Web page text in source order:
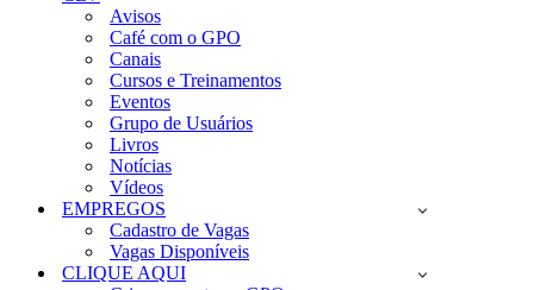
Avisos
Café com o GPO
Canais
Cursos e Treinamentos
Eventos
Grupo de Usuários
Livros
Notícias
Vídeos
EMPREGOS
Cadastro de Vagas
Vagas Disponíveis
CLIQUE AQUI